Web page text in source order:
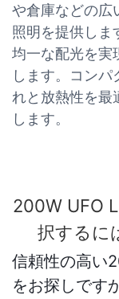
や倉庫などの広
照明を提供しま
均一な配光を実
します。コン
れと放熱性を最
します。
200W UFO
択するに
信頼性の高い
をお探しです